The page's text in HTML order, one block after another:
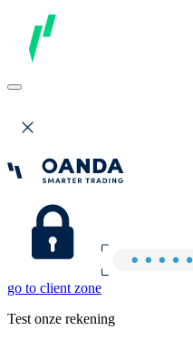
go to client zone
Test onze rekening